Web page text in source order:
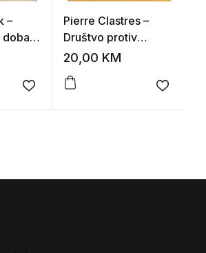
–
doba
Add to wishlist
Pierre Clastres –
Društvo protiv
države
20,00 KM
Add to